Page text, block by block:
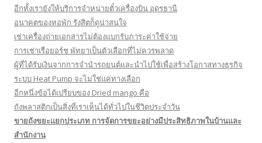
อีกทั้งเรายังให้บริการจำหน่ายตั๋วเครื่องบิน อุดรธานี
อนาคตของหอพัก รังสิตก็ดูน่าสนใจ
เช่าเครื่องถ่ายเอกสารไม่ต้องแบกรับภาระค่าใช้จ่าย
การเช่าเรือยอร์ช พัทยาเป็นตัวเลือกที่ไม่ควรพลาด
ผู้ที่ได้รับเงินจากการจำนำรถยนต์และนำไปใช้เพื่อสร้างโอกาสทางธุรกิจ
ระบบ Heat Pump จะไม่ใช่แค่ทางเลือก
อีกหนึ่งข้อได้เปรียบของ Dried mango คือ
ถังพลาสติกเป็นสิ่งที่เราเห็นได้ทั่วไปในชีวิตประจำวัน
ขายถังขยะแยกประเภท การจัดการขยะอย่างมีประสิทธิภาพในบ้านและ
สำนักงาน